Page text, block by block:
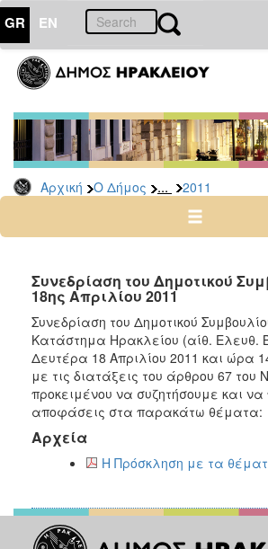
GR EN
Αρχική Ο Δήμος ... 2011
ΔΗΜΟΣ
Δελτία
Τύπου
Αρχείο
2026
2024
2022
2021
2020
2019
2018
2017
2016
2013
2012
Συνεδρίαση του Δημοτικού
18ης Απριλίου 2011
Συνεδρίαση του Δημοτικού
Κατάστημα Ηρακλείου (αίθ. Ελευθ.
Δευτέρα 18 Απριλίου 2011 και ώρα
με τις διατάξεις του άρθρου 67 του
προκειμένου να συζητήσουμε και
αποφάσεις στα παρακάτω θέματα:
Αρχεία
Η Πρόσκληση με τα